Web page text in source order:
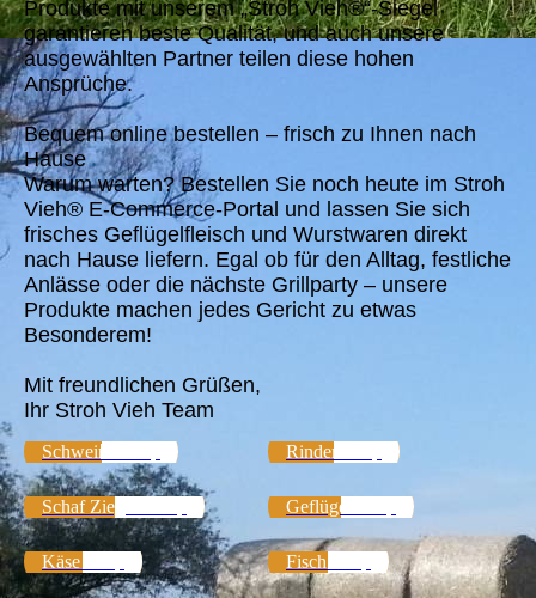
Produkte mit unserem „Stroh Vieh®“-Siegel
garantieren beste Qualität, und auch unsere
ausgewählten Partner teilen diese hohen
Ansprüche.
Bequem online bestellen – frisch zu Ihnen nach
Hause
Warum warten? Bestellen Sie noch heute im Stroh
Vieh® E-Commerce-Portal und lassen Sie sich
frisches Geflügelfleisch und Wurstwaren direkt
nach Hause liefern. Egal ob für den Alltag, festliche
Anlässe oder die nächste Grillparty – unsere
Produkte machen jedes Gericht zu etwas
Besonderem!
Mit freundlichen Grüßen,
Ihr Stroh Vieh Team
Schweine Shop Rinder Shop
Schaf Ziegen Shop Geflügel Shop
Käse Shop Fisch Shop